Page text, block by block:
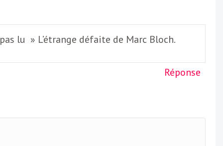
lu » L’étrange défaite de Marc Bloch.
Réponse